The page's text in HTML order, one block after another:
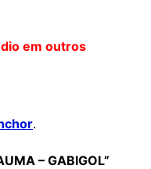
em outros
.
– GABIGOL”